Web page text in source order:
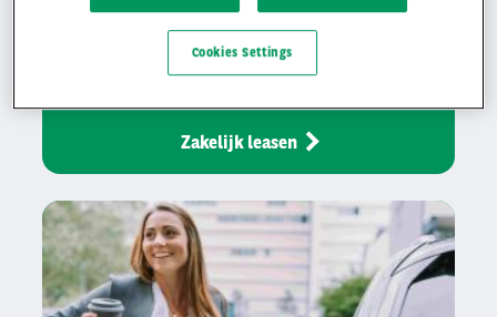
Leasen bij Arval betekent dat je bij ons altijd een
goede deal krijgt.
Zakelijk leasen
Cookies Settings